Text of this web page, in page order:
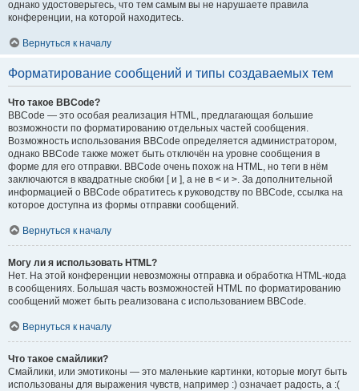
однако удостоверьтесь, что тем самым вы не нарушаете правила
конференции, на которой находитесь.
Вернуться к началу
Форматирование сообщений и типы создаваемых тем
Что такое BBCode?
BBCode — это особая реализация HTML, предлагающая большие
возможности по форматированию отдельных частей сообщения.
Возможность использования BBCode определяется администратором,
однако BBCode также может быть отключён на уровне сообщения в
форме для его отправки. BBCode очень похож на HTML, но теги в нём
заключаются в квадратные скобки [ и ], а не в < и >. За дополнительной
информацией о BBCode обратитесь к руководству по BBCode, ссылка на
которое доступна из формы отправки сообщений.
Вернуться к началу
Могу ли я использовать HTML?
Нет. На этой конференции невозможны отправка и обработка HTML-кода
в сообщениях. Большая часть возможностей HTML по форматированию
сообщений может быть реализована с использованием BBCode.
Вернуться к началу
Что такое смайлики?
Смайлики, или эмотиконы — это маленькие картинки, которые могут быть
использованы для выражения чувств, например :) означает радость, а :(